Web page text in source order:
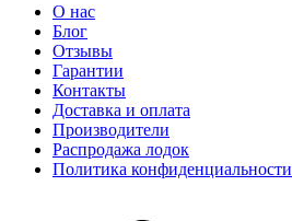
О нас
Блог
Отзывы
Гарантии
Контакты
Доставка и оплата
Производители
Распродажа лодок
Политика конфиденциальности